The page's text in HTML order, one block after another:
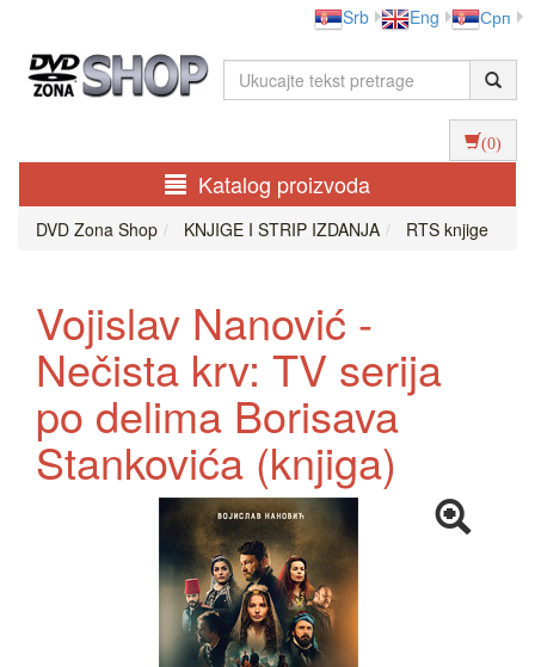
Srb Eng Срп
(0)
Katalog proizvoda
DVD Zona Shop KNJIGE I STRIP IZDANJA RTS knjige
Vojislav Nanović -
Nečista krv: TV serija
po delima Borisava
Stankovića (knjiga)